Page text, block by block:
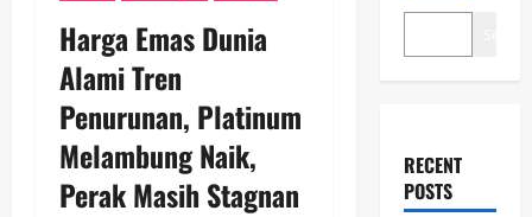
Harga Emas Dunia
Alami Tren
Penurunan, Platinum
Melambung Naik,
Perak Masih Stagnan
RECENT
POSTS